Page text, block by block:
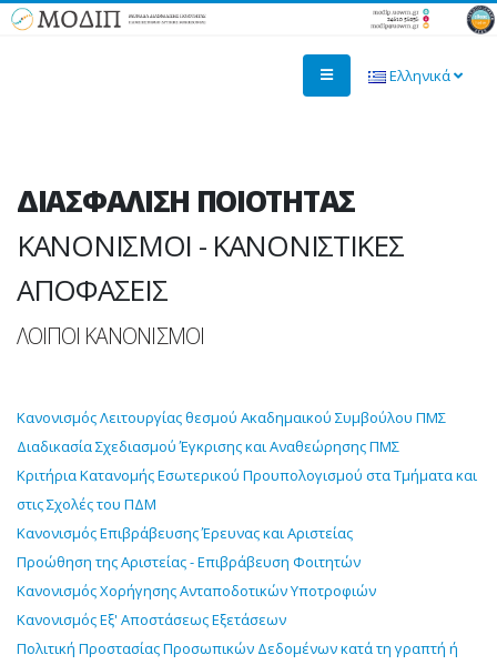
Ελληνικά
ΔΙΑΣΦΑΛΙΣΗ ΠΟΙΟΤΗΤΑΣ
ΚΑΝΟΝΙΣΜΟΙ - ΚΑΝΟΝΙΣΤΙΚΕΣ
ΑΠΟΦΑΣΕΙΣ
ΛΟΙΠΟΙ ΚΑΝΟΝΙΣΜΟΙ
Κανονισμός Λειτουργίας θεσμού Ακαδημαικού Συμβούλου ΠΜΣ
Διαδικασία Σχεδιασμού Έγκρισης και Αναθεώρησης ΠΜΣ
Κριτήρια Κατανομής Εσωτερικού Προυπολογισμού στα Τμήματα και
στις Σχολές του ΠΔΜ
Κανονισμός Επιβράβευσης Έρευνας και Αριστείας
Προώθηση της Αριστείας - Επιβράβευση Φοιτητών
Κανονισμός Χορήγησης Ανταποδοτικών Υποτροφιών
Κανονισμός Εξ' Αποστάσεως Εξετάσεων
Πολιτική Προστασίας Προσωπικών Δεδομένων κατά τη γραπτή ή